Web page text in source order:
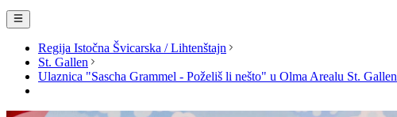
Regija Istočna Švicarska / Lihtenštajn
St. Gallen
Ulaznica "Sascha Grammel - Poželiš li nešto" u Olma Arealu St. Gallen